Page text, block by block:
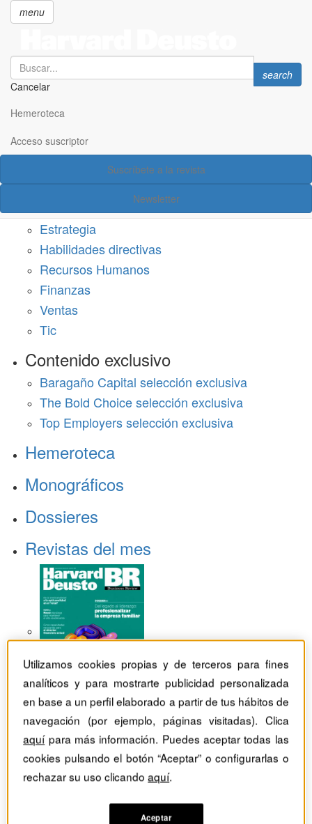
principal
menu
Search
Cancelar
Search
search
Hemeroteca
Acceso suscriptor
Suscríbete a la revista
Newsletter
Acceso suscriptor
Estrategia
Habilidades directivas
Recursos Humanos
Finanzas
Ventas
Tic
Contenido exclusivo
Baragaño Capital selección exclusiva
The Bold Choice selección exclusiva
Top Employers selección exclusiva
Hemeroteca
Monográficos
Dossieres
Revistas del mes
Utilizamos cookies propias y de terceros para fines
analíticos y para mostrarte publicidad personalizada
en base a un perfil elaborado a partir de tus hábitos de
navegación (por ejemplo, páginas visitadas). Clica
aquípara más información. Puedes aceptar todas las
cookies pulsando el botón “Aceptar” o configurarlas o
rechazar su uso clicandoaquí.
Aceptar